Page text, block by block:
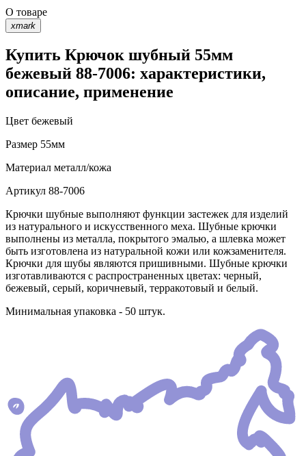
О товаре
xmark
Купить Крючок шубный 55мм
бежевый 88-7006: характеристики,
описание, применение
Цвет бежевый
Размер 55мм
Материал металл/кожа
Артикул 88-7006
Крючки шубные выполняют функции застежек для изделий
из натурального и искусственного меха. Шубные крючки
выполнены из металла, покрытого эмалью, а шлевка может
быть изготовлена из натуральной кожи или кожзаменителя.
Крючки для шубы являются пришивными. Шубные крючки
изготавливаются с распространенных цветах: черный,
бежевый, серый, коричневый, терракотовый и белый.
Минимальная упаковка - 50 штук.